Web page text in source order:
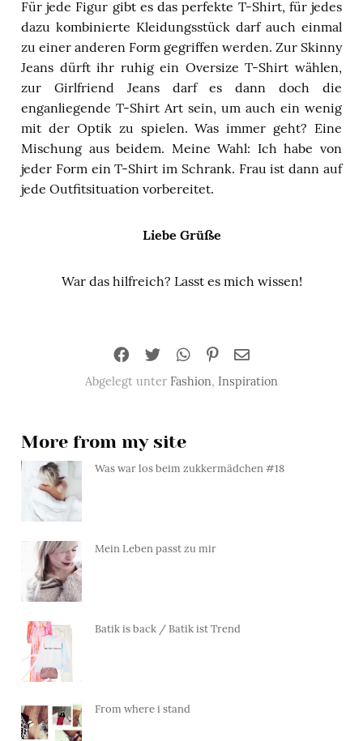
Für jede Figur gibt es das perfekte T-Shirt, für jedes
dazu kombinierte Kleidungsstück darf auch einmal
zu einer anderen Form gegriffen werden. Zur Skinny
Jeans dürft ihr ruhig ein Oversize T-Shirt wählen,
zur Girlfriend Jeans darf es dann doch die
enganliegende T-Shirt Art sein, um auch ein wenig
mit der Optik zu spielen. Was immer geht? Eine
Mischung aus beidem. Meine Wahl: Ich habe von
jeder Form ein T-Shirt im Schrank. Frau ist dann auf
jede Outfitsituation vorbereitet.
Liebe Grüße
War das hilfreich? Lasst es mich wissen!
Abgelegt unter Fashion, Inspiration
More from my site
Was war los beim zukkermädchen #18
Mein Leben passt zu mir
Batik is back / Batik ist Trend
From where i stand